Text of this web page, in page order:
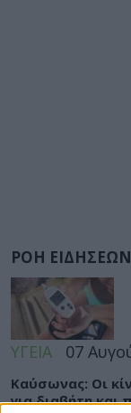
ΡΟΗ ΕΙΔΗΣΕΩΝ
ΥΓΕΙΑ 07
Καύσωνας: Οι
για διαβήτη και